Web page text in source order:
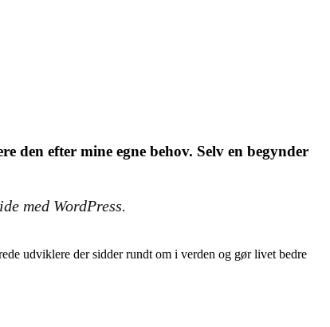
den efter mine egne behov. Selv en begynder
med WordPress.
udviklere der sidder rundt om i verden og gør livet bedre